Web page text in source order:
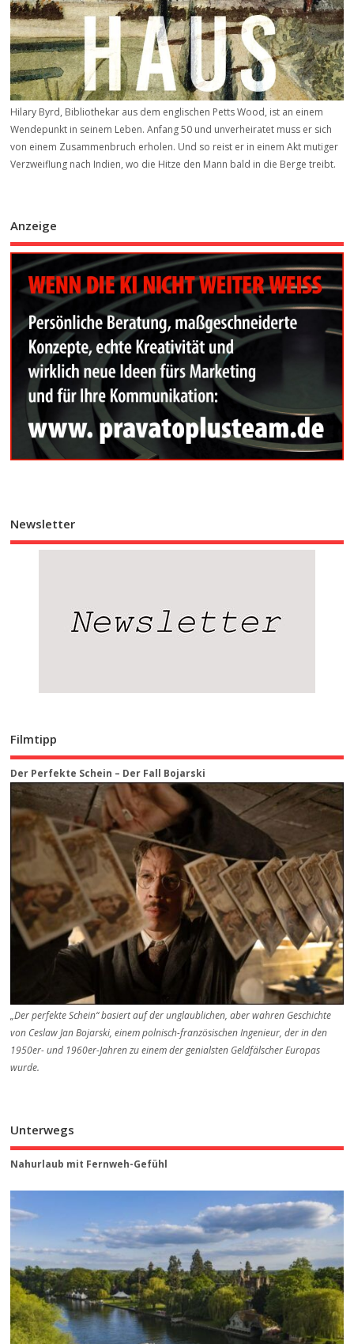
Hilary Byrd, Bibliothekar aus dem englischen Petts Wood, ist an einem
Wendepunkt in seinem Leben. Anfang 50 und unverheiratet muss er sich
von einem Zusammenbruch erholen. Und so reist er in einem Akt mutiger
Verzweiflung nach Indien, wo die Hitze den Mann bald in die Berge treibt.
Anzeige
Newsletter
Filmtipp
Der Perfekte Schein – Der Fall Bojarski
„Der perfekte Schein“ basiert auf der unglaublichen, aber wahren Geschichte
von Ceslaw Jan Bojarski, einem polnisch-französischen Ingenieur, der in den
1950er- und 1960er-Jahren zu einem der genialsten Geldfälscher Europas
wurde.
Unterwegs
Nahurlaub mit Fernweh-Gefühl